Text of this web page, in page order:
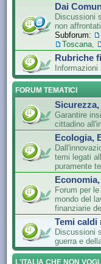
Dai
Discussioni
non
Subforum:
Toscana
Rubriche
Informazioni
FORUM TEMATICI
Garantire
cittadino
Ecologia,
temi legati
puramente
Forum per
mondo del
finanziarie
Temi caldi
Discussioni
guerra e
L'ITALIA CHE NON